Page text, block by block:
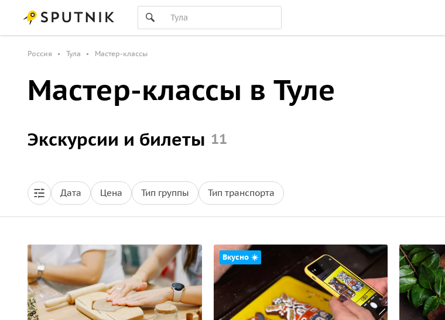
Россия Тула Мастер-классы
Мастер-классы в Туле
Экскурсии и билеты 11
Дата Цена Тип группы Тип транспорта
Вкусно ☀️